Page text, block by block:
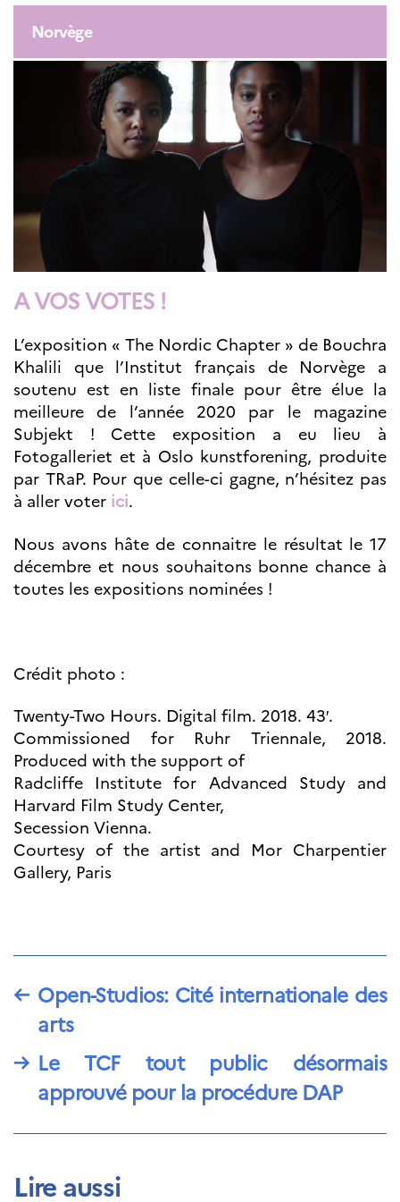
LANGUE
FRANÇAISE
Apprendre le
français en
France
Promotion de la
française
Francophonie
Visite de classes
Certifications
Coopération
éducative
Lycées en France
Assistants de langue
française et
norvégienne
Partenaires
Formation des
enseignants
Séminaires et
formations
UNIVERSITÉS
Étudiants,
doctorants et
Étudier en
Norvège
Doctorats et post-
doctorats en
France
Bourse d’études
French+Gastronomy et
French+ Hospitality
SCIENCE ET
Programmes de
PHC Aurora
Åsgard Horizon
Bourses
Norvège
A VOS VOTES !
L’exposition « The Nordic Chapter » de Bouchra
Khalili que l’Institut français de Norvège a
soutenu est en liste finale pour être élue la
meilleure de l’année 2020 par le magazine
Subjekt ! Cette exposition a eu lieu à
Fotogalleriet et à Oslo kunstforening, produite
par TRaP. Pour que celle-ci gagne, n’hésitez pas
à aller voter ici.
Nous avons hâte de connaitre le résultat le 17
décembre et nous souhaitons bonne chance à
toutes les expositions nominées !
Crédit photo :
Twenty-Two Hours. Digital film. 2018. 43′.
Commissioned for Ruhr Triennale, 2018.
Produced with the support of
Radcliffe Institute for Advanced Study and
Harvard Film Study Center,
Secession Vienna.
Courtesy of the artist and Mor Charpentier
Gallery, Paris
← Open-Studios: Cité internationale des
arts
→ Le TCF tout public désormais
approuvé pour la procédure DAP
Lire aussi